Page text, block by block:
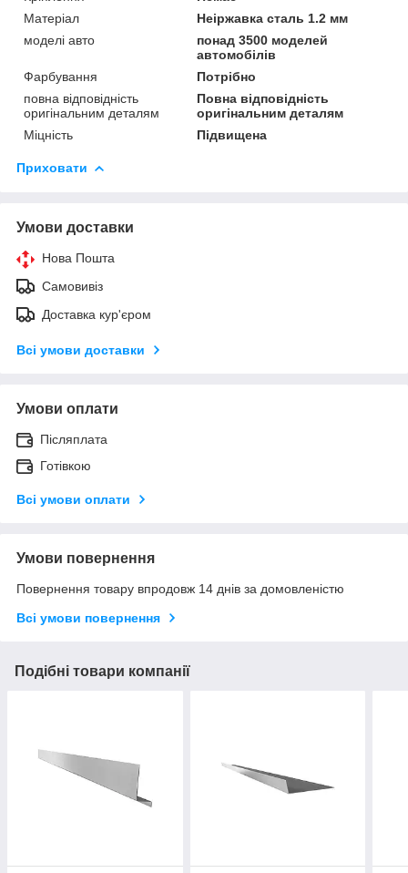
Матеріал
Неіржавка сталь 1.2 мм
моделі авто
понад 3500 моделей
автомобілів
Фарбування
Потрібно
повна відповідність
оригінальним деталям
Повна відповідність
оригінальним деталям
Міцність
Підвищена
Приховати
Умови доставки
Нова Пошта
Самовивіз
Доставка кур'єром
Всі умови доставки
Умови оплати
Післяплата
Готівкою
Всі умови оплати
Умови повернення
Повернення товару впродовж 14 днів за домовленістю
Всі умови повернення
Подібні товари компанії